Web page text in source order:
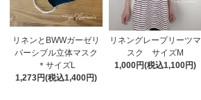
リネンとBWWガーゼリ
バーシブル立体マスク
＊サイズL
1,273円(税込1,400円)
リネングレープリーツマ
スク サイズM
1,000円(税込1,100円)